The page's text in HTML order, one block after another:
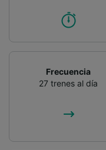
Frecuencia
27 trenes al día